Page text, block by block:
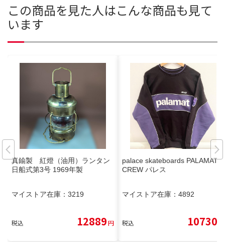
この商品を見た人はこんな商品も見て
います
真鍮製 紅燈（油用）ランタン
日船式第3号 1969年製
マイストア在庫： 3219
税込 12889円
palace skateboards PALAMAT
CREW パレス
マイストア在庫： 4892
税込 10730